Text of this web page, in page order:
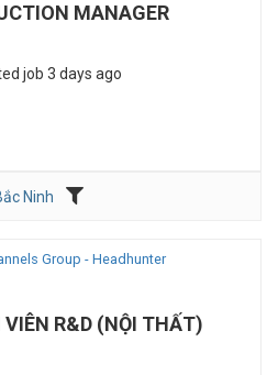
MANAGER
job 3 days ago
Ninh
tiến sản xuất
Group - Headhunter
VIÊN R&D (NỘI THẤT)